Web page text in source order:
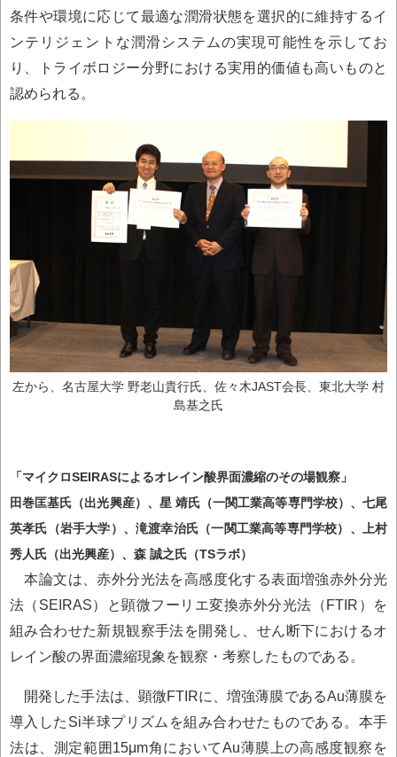
条件や環境に応じて最適な潤滑状態を選択的に維持するイ
ンテリジェントな潤滑システムの実現可能性を示してお
り、トライボロジー分野における実用的価値も高いものと
認められる。
左から、名古屋大学 野老山貴行氏、佐々木JAST会長、東北大学 村
島基之氏
「マイクロSEIRASによるオレイン酸界面濃縮のその場観察」
田巻匡基氏（出光興産）、星 靖氏（一関工業高等専門学校）、七尾
英孝氏（岩手大学）、滝渡幸治氏（一関工業高等専門学校）、上村
秀人氏（出光興産）、森 誠之氏（TSラボ）
本論文は、赤外分光法を高感度化する表面増強赤外分光
法（SEIRAS）と顕微フーリエ変換赤外分光法（FTIR）を
組み合わせた新規観察手法を開発し、せん断下におけるオ
レイン酸の界面濃縮現象を観察・考察したものである。
開発した手法は、顕微FTIRに、増強薄膜であるAu薄膜を
導入したSi半球プリズムを組み合わせたものである。本手
法は、測定範囲15μm角においてAu薄膜上の高感度観察を